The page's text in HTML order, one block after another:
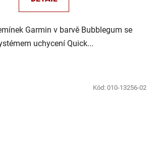
Garmin v barvě Bubblegum se
uchycení Quick...
Kód: 010-13256-02